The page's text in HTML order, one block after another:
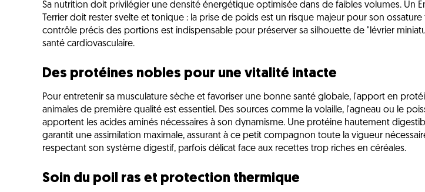
Sa nutrition doit privilégier une densité énergétique optimisée dans de faibles volumes. Un
Terrier doit rester svelte et tonique : la prise de poids est un risque majeur pour son ossature
contrôle précis des portions est indispensable pour préserver sa silhouette de "lévrier
santé cardiovasculaire.
Des protéines nobles pour une vitalité intacte
Pour entretenir sa musculature sèche et favoriser une bonne santé globale, l'apport en
animales de première qualité est essentiel. Des sources comme la volaille, l'agneau ou le
apportent les acides aminés nécessaires à son dynamisme. Une protéine hautement
garantit une assimilation maximale, assurant à ce petit compagnon toute la vigueur
respectant son système digestif, parfois délicat face aux recettes trop riches en céréales.
Soin du poil ras et protection thermique